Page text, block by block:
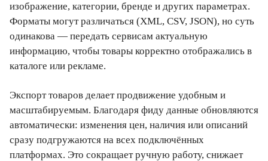
изображение, категории, бренде и других параметрах.
Форматы могут различаться (XML, CSV, JSON), но суть
одинакова — передать сервисам актуальную
информацию, чтобы товары корректно отображались в
каталоге или рекламе.
Экспорт товаров делает продвижение удобным и
масштабируемым. Благодаря фиду данные обновляются
автоматически: изменения цен, наличия или описаний
сразу подгружаются на всех подключённых
платформах. Это сокращает ручную работу, снижает